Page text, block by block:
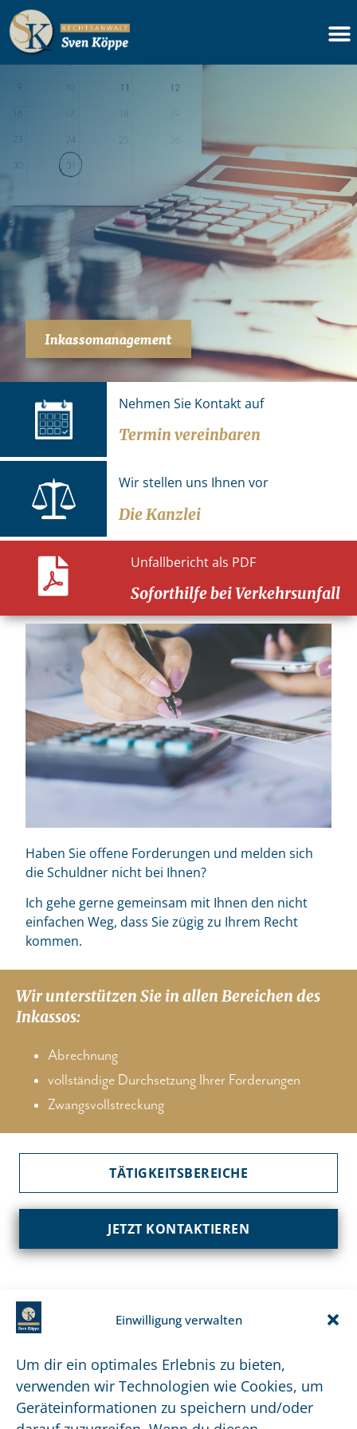
Einwilligung verwalten
Um dir ein optimales Erlebnis zu bieten,
verwenden wir Technologien wie Cookies, um
Geräteinformationen zu speichern und/oder
Inkassomanagement
Nehmen Sie Kontakt auf
Termin vereinbaren
Wir stellen uns Ihnen vor
Die Kanzlei
Unfallbericht als PDF
Soforthilfe bei Verkehrsunfall
Haben Sie offene Forderungen und melden sich
die Schuldner nicht bei Ihnen?
Ich gehe gerne gemeinsam mit Ihnen den nicht
einfachen Weg, dass Sie zügig zu Ihrem Recht
kommen.
Wir unterstützen Sie in allen Bereichen des
Inkassos:
Abrechnung
vollständige Durchsetzung Ihrer Forderungen
Zwangsvollstreckung
TÄTIGKEITSBEREICHE
JETZT KONTAKTIEREN
Soforthilfe finden Sie über unsere App.
Jetzt im Appstore oder Google Play Store